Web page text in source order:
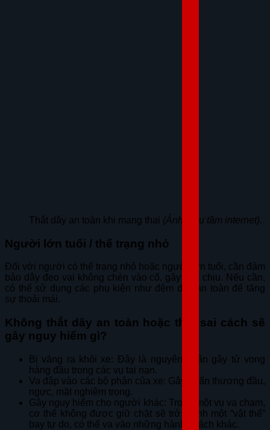
Thắt dây an toàn khi mang thai (Ảnh: sưu tầm internet).
Người lớn tuổi / thể trạng nhỏ
Đối với người có thể trạng nhỏ hoặc người lớn tuổi, cần đảm
bảo dây đeo vai không chèn vào cổ, gây khó chịu. Nếu cần,
có thể sử dụng các phụ kiện như đệm dây an toàn để tăng
sự thoải mái.
Không thắt dây an toàn hoặc thắt sai cách sẽ
gây nguy hiểm gì?
Bị văng ra khỏi xe: Đây là nguyên nhân gây tử vong
hàng đầu trong các vụ tai nạn.
Va đập vào các bộ phận của xe: Gây chấn thương đầu,
ngực, mặt nghiêm trọng.
Gây nguy hiểm cho người khác: Trong một vụ va chạm,
cơ thể không được giữ chặt sẽ trở thành một “vật thể”
bay tự do, có thể va vào những hành khách khác.